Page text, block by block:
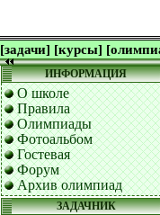
[задачи] [курсы]
ИНФОРМАЦИЯ
О школе
Правила
Олимпиады
Фотоальбом
Гостевая
Форум
Архив олимпиад
ЗАДАЧНИК